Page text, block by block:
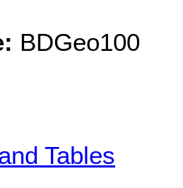
BDGeo100
Tables